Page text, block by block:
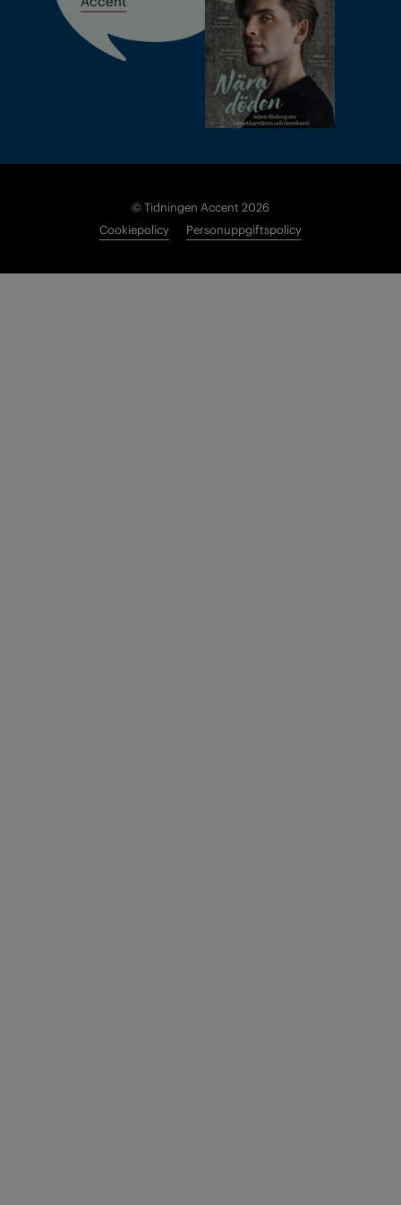
© Tidningen Accent 2026
Cookiepolicy
Personuppgiftspolicy